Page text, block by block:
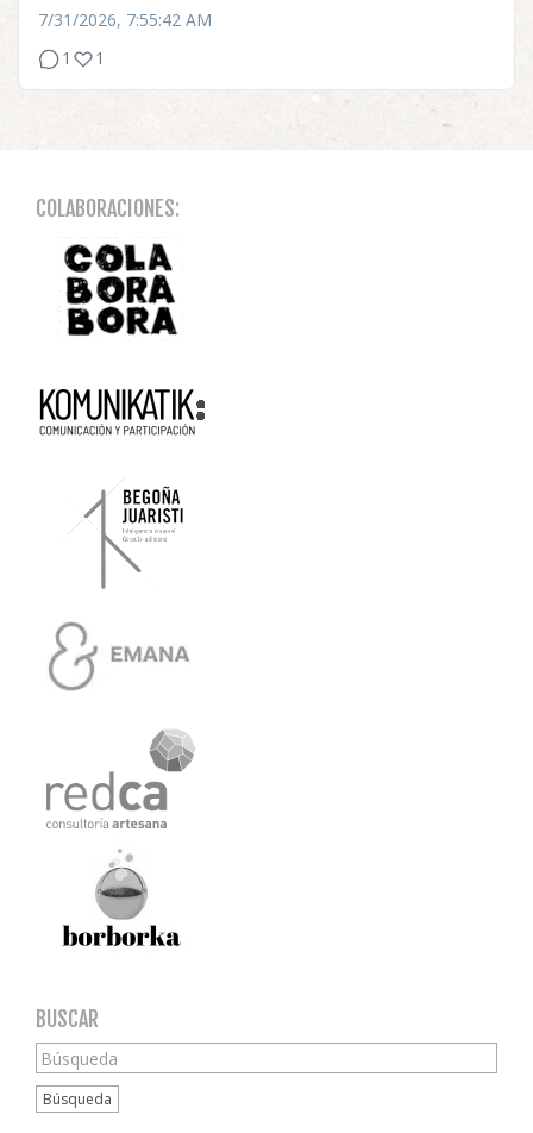
7/31/2026, 7:55:42 AM
1
1
COLABORACIONES:
BUSCAR
Búsqueda